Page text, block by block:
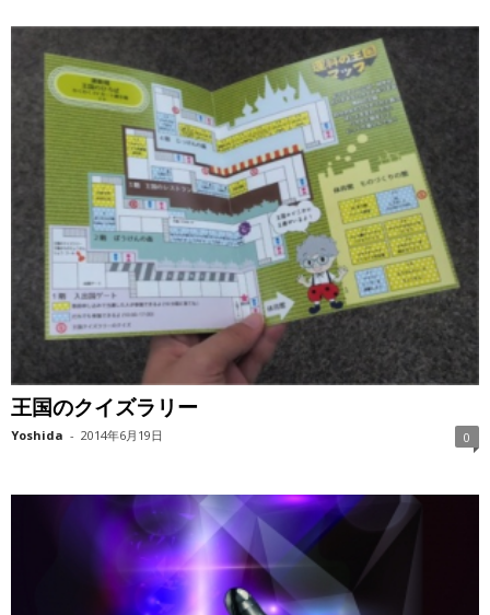
王国のクイズラリー
Yoshida - 2014年6月19日 0